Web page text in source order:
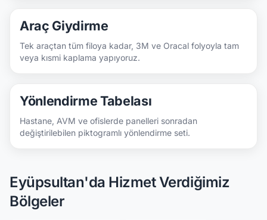
Araç Giydirme
Tek araçtan tüm filoya kadar, 3M ve Oracal folyoyla tam
veya kısmi kaplama yapıyoruz.
Yönlendirme Tabelası
Hastane, AVM ve ofislerde panelleri sonradan
değiştirilebilen piktogramlı yönlendirme seti.
Eyüpsultan'da Hizmet Verdiğimiz
Bölgeler